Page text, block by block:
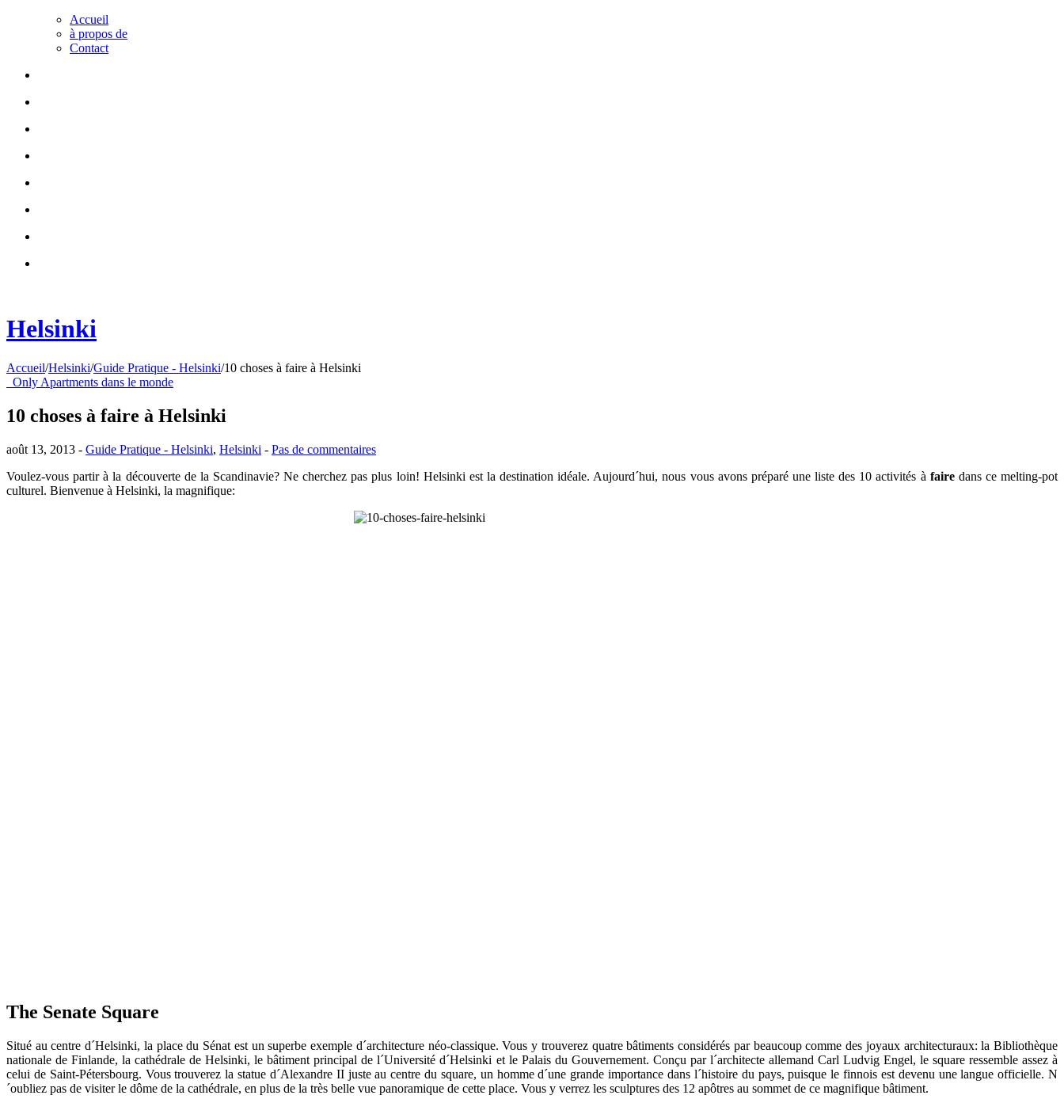
Accueil
à propos de
Contact
Helsinki
Accueil/Helsinki/Guide Pratique - Helsinki/10 choses à faire à Helsinki
Only Apartments dans le monde
10 choses à faire à Helsinki
août 13, 2013 - Guide Pratique - Helsinki, Helsinki - Pas de commentaires
Voulez-vous partir à la découverte de la Scandinavie? Ne cherchez pas plus loin! Helsinki est la destination idéale. Aujourd´hui, nous vous avons préparé une liste des 10 activités à fairedans ce melting-pot
culturel. Bienvenue à Helsinki, la magnifique:
The Senate Square
Situé au centre d´Helsinki, la place du Sénat est un superbe exemple d´architecture néo-classique. Vous y trouverez quatre bâtiments considérés par beaucoup comme des joyaux architecturaux: la Bibliothèque
nationale de Finlande, la cathédrale de Helsinki, le bâtiment principal de l´Université d´Helsinki et le Palais du Gouvernement. Conçu par l´architecte allemand Carl Ludvig Engel, le square ressemble assez à
celui de Saint-Pétersbourg. Vous trouverez la statue d´Alexandre II juste au centre du square, un homme d´une grande importance dans l´histoire du pays, puisquele finnois est devenu une langue officielle. N
´oubliez pas de visiter le dôme de la cathédrale, en plus de la très belle vue panoramique de cette place. Vous y verrez les sculptures des 12 apôtres au sommet de ce magnifique bâtiment.